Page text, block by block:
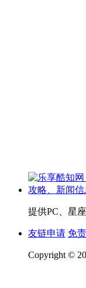
提供PC、星
友链申请 免
Copyright ©